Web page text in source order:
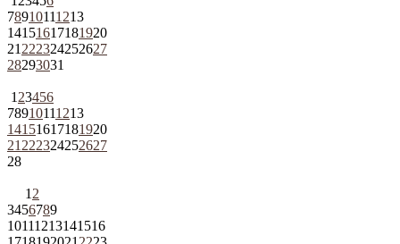
78910111213
14151617181920
21 222324252627
28293031
1 23456
78910111213
14151617181920
21 222324252627
28
1 2
3456789
10111213141516